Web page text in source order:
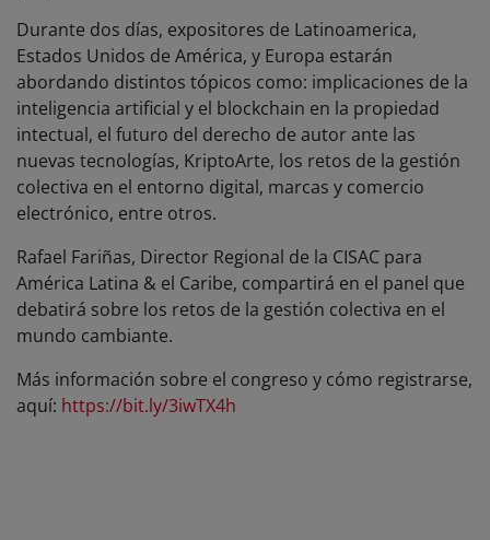
Durante dos días, expositores de Latinoamerica,
Estados Unidos de América, y Europa estarán
abordando distintos tópicos como: implicaciones de la
inteligencia artificial y el blockchain en la propiedad
intectual, el futuro del derecho de autor ante las
nuevas tecnologías, KriptoArte, los retos de la gestión
colectiva en el entorno digital, marcas y comercio
electrónico, entre otros.
Rafael Fariñas, Director Regional de la CISAC para
América Latina & el Caribe, compartirá en el panel que
debatirá sobre los retos de la gestión colectiva en el
mundo cambiante.
Más información sobre el congreso y cómo registrarse,
aquí: https://bit.ly/3iwTX4h